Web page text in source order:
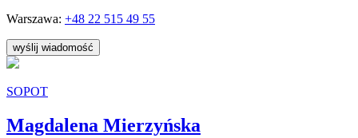
Warszawa: +48 22 515 49 55
wyślij wiadomość
SOPOT
Magdalena Mierzyńska